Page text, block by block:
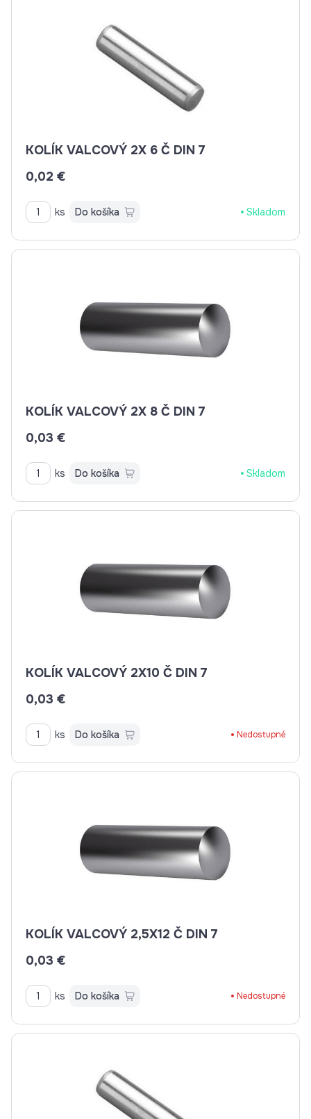
KOLÍK VALCOVÝ 2X 6 Č DIN 7
0,02 €
ks Do košíka Skladom
KOLÍK VALCOVÝ 2X 8 Č DIN 7
0,03 €
ks Do košíka Skladom
KOLÍK VALCOVÝ 2X10 Č DIN 7
0,03 €
ks Do košíka Nedostupné
KOLÍK VALCOVÝ 2,5X12 Č DIN 7
0,03 €
ks Do košíka Nedostupné